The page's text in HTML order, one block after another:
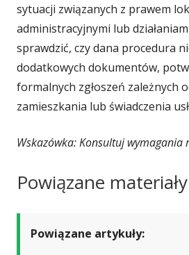
sytuacji związanych z prawem
administracyjnymi lub
sprawdzić, czy dana procedura
dodatkowych dokumentów,
formalnych zgłoszeń zależnych
zamieszkania lub świadczenia
Wskazówka: Konsultuj wymagania
Powiązane materiały
Powiązane artykuły: